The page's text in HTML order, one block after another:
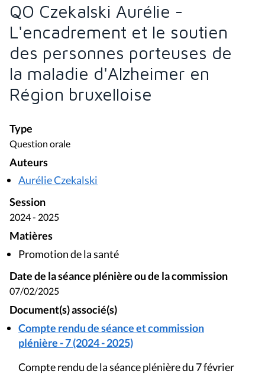
QO Czekalski Aurélie -
L'encadrement et le soutien
des personnes porteuses de
la maladie d'Alzheimer en
Région bruxelloise
Type
Question orale
Auteurs
Aurélie Czekalski
Session
2024 - 2025
Matières
Promotion de la santé
Date de la séance plénière ou de la commission
07/02/2025
Document(s) associé(s)
Compte rendu de séance et commission
plénière - 7 (2024 - 2025)
Compte rendu de la séance plénière du 7 février